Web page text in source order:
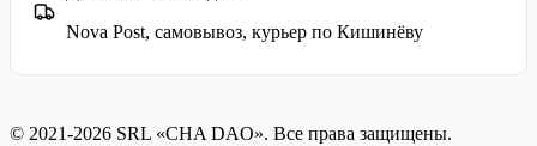
Nova Post, самовывоз, курьер по Кишинёву
© 2021-2026 SRL «CHA DAO». Все права защищены.